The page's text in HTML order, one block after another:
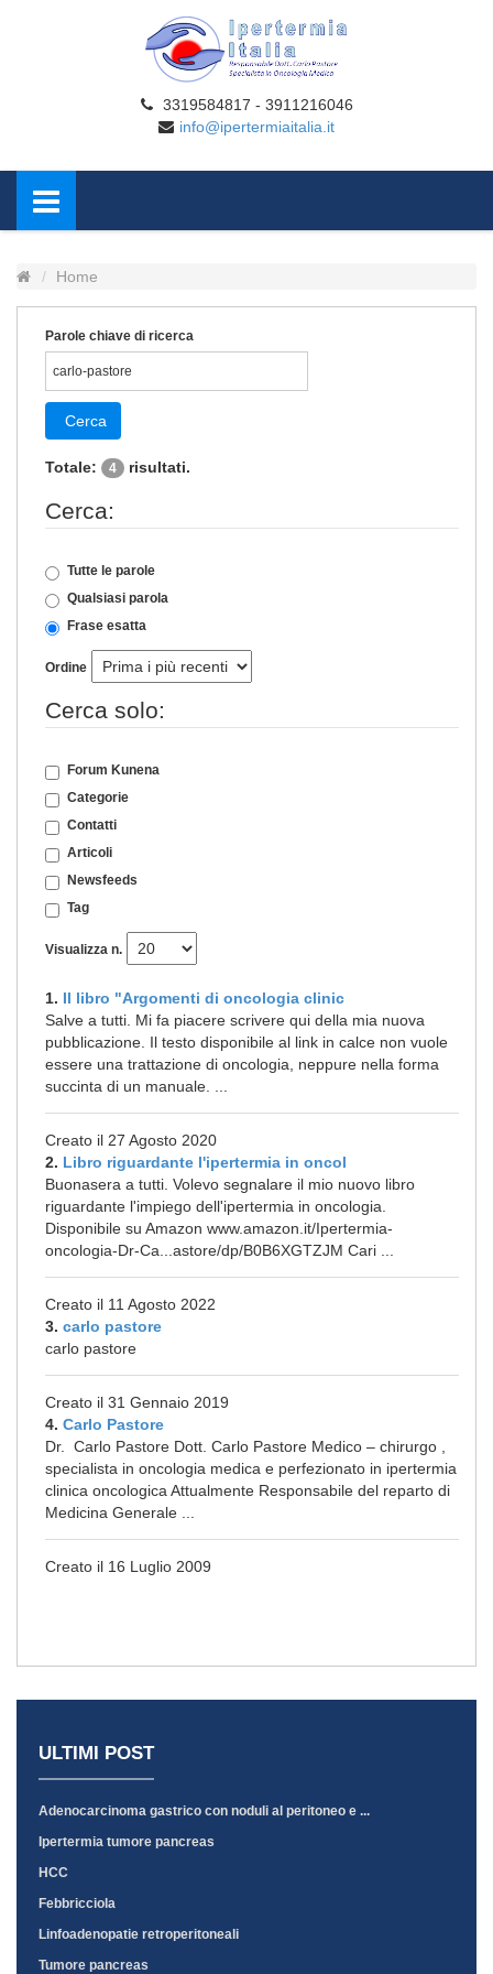
3319584817 - 3911216046
info@ipertermiaitalia.it
Home
Parole chiave di ricerca
Cerca
Totale: 4 risultati.
Cerca:
Tutte le parole
Qualsiasi parola
Frase esatta
Ordine
Cerca solo:
Forum Kunena
Categorie
Contatti
Articoli
Newsfeeds
Tag
Visualizza n.
1. Il libro "Argomenti di oncologia clinic
Salve a tutti. Mi fa piacere scrivere qui della mia nuova
pubblicazione. Il testo disponibile al link in calce non vuole
essere una trattazione di oncologia, neppure nella forma
succinta di un manuale. ...
Creato il 27 Agosto 2020
2. Libro riguardante l'ipertermia in oncol
Buonasera a tutti. Volevo segnalare il mio nuovo libro
riguardante l'impiego dell'ipertermia in oncologia.
Disponibile su Amazon www.amazon.it/Ipertermia-
oncologia-Dr-Ca...astore/dp/B0B6XGTZJM Cari ...
Creato il 11 Agosto 2022
3. carlo pastore
carlo pastore
Creato il 31 Gennaio 2019
4. Carlo Pastore
Dr. Carlo Pastore Dott. Carlo Pastore Medico – chirurgo ,
specialista in oncologia medica e perfezionato in ipertermia
clinica oncologica Attualmente Responsabile del reparto di
Medicina Generale ...
Creato il 16 Luglio 2009
ULTIMI POST
Adenocarcinoma gastrico con noduli al peritoneo e ...
Ipertermia tumore pancreas
HCC
Febbricciola
Linfoadenopatie retroperitoneali
Tumore pancreas